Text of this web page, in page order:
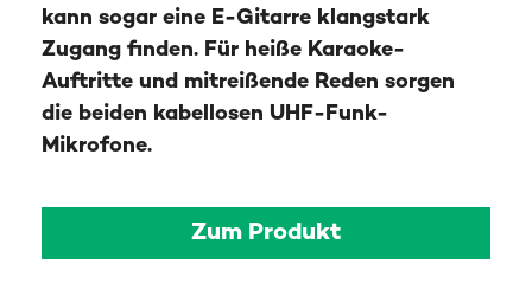
kann sogar eine E-Gitarre klangstark
Zugang finden. Für heiße Karaoke-
Auftritte und mitreißende Reden sorgen
die beiden kabellosen UHF-Funk-
Mikrofone.
Zum Produkt